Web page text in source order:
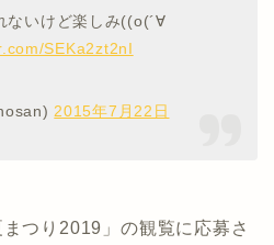
ないけど楽しみ((o(´∀
SEKa2zt2nI
2015年7月22日
つり2019」の観覧に応募さ